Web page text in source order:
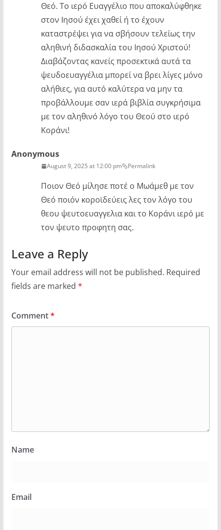
Θεό. Το ιερό Ευαγγέλιο που αποκαλύφθηκε
στον Ιησού έχει χαθεί ή το έχουν
καταστρέψει για να σβήσουν τελείως την
αληθινή διδασκαλία του Ιησού Χριστού!
Διαβάζοντας κανείς προσεκτικά αυτά τα
ψευδοευαγγέλια μπορεί να βρει λίγες μόνο
αλήθιες, για αυτό καλύτερα να μην τα
προβάλλουμε σαν ιερά βιβλία συγκρήσιμα
με τον αληθινό λόγο του Θεού στο ιερό
Κοράνι!
Anonymous
August 9, 2025 at 12:00 pm Permalink
Ποιον Θεό μίλησε ποτέ ο Μωάμεθ με τον
Θεό ποιόν κοροϊδεύεις λες τον λόγο του
θεου ψευτοευαγγελια και το Κοράνι ιερό με
τον ψευτο προφητη σας.
Leave a Reply
Your email address will not be published. Required
fields are marked *
Comment*
Name
Email